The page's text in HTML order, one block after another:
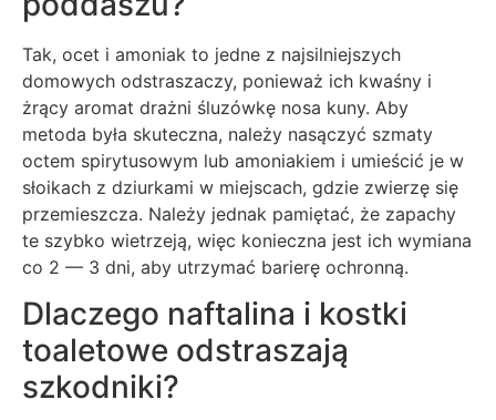
Tak, ocet i amoniak to jedne z najsilniejszych
domowych odstraszaczy, ponieważ ich kwaśny i
żrący aromat drażni śluzówkę nosa kuny. Aby
metoda była skuteczna, należy nasączyć szmaty
octem spirytusowym lub amoniakiem i umieścić je w
słoikach z dziurkami w miejscach, gdzie zwierzę się
przemieszcza. Należy jednak pamiętać, że zapachy
te szybko wietrzeją, więc konieczna jest ich wymiana
co 2 — 3 dni, aby utrzymać barierę ochronną.
Dlaczego naftalina i kostki
toaletowe odstraszają
szkodniki?